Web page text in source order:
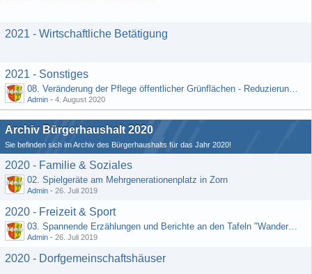
2021 - Wirtschaftliche Betätigung
2021 - Sonstiges
08. Veränderung der Pflege öffentlicher Grünflächen - Reduzierung der Kosten (Schriftlicher Vorschlag von Hr. Rädiker vom 24.07.2020)
Admin - 4. August 2020
Archiv Bürgerhaushalt 2020
Sie befinden sich im Archiv des Bürgerhaushalts für das Jahr 2020!
2020 - Familie & Soziales
02. Spielgeräte am Mehrgenerationenplatz in Zorn
Admin - 26. Juli 2019
2020 - Freizeit & Sport
03. Spannende Erzählungen und Berichte an den Tafeln "Wandernetz Wisper Trails"
Admin - 26. Juli 2019
2020 - Dorfgemeinschaftshäuser